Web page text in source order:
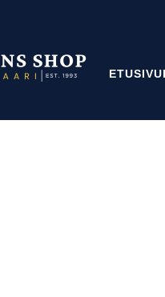
ETUSIVU